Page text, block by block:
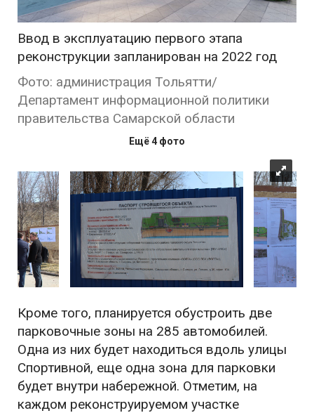
Ввод в эксплуатацию первого этапа
реконструкции запланирован на 2022 год
Фото: администрация Тольятти/
Департамент информационной политики
правительства Самарской области
Ещё 4 фото
Кроме того, планируется обустроить две
парковочные зоны на 285 автомобилей.
Одна из них будет находиться вдоль улицы
Спортивной, еще одна зона для парковки
будет внутри набережной. Отметим, на
каждом реконструируемом участке